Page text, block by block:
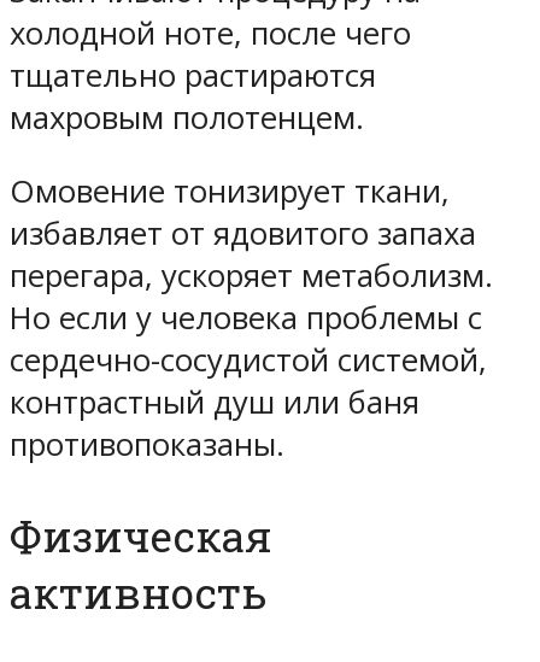
холодной ноте, после чего
тщательно растираются
махровым полотенцем.
Омовение тонизирует ткани,
избавляет от ядовитого запаха
перегара, ускоряет метаболизм.
Но если у человека проблемы с
сердечно-сосудистой системой,
контрастный душ или баня
противопоказаны.
Физическая
активность